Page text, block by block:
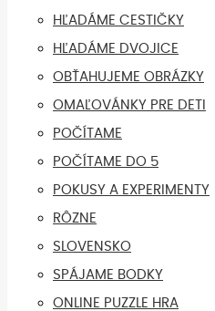
HĽADÁME CESTIČKY
HĽADÁME DVOJICE
OBŤAHUJEME OBRÁZKY
OMAĽOVÁNKY PRE DETI
POČÍTAME
POČÍTAME DO 5
POKUSY A EXPERIMENTY
RÔZNE
SLOVENSKO
SPÁJAME BODKY
ONLINE PUZZLE HRA